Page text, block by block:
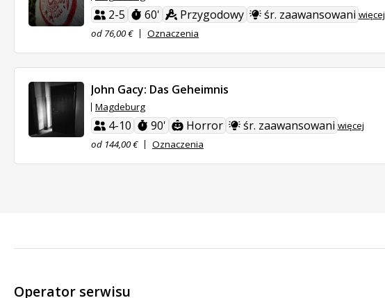
2-5 60' Przygodowy śr. zaawansowani więcej
od 76,00 €
Oznaczenia
John Gacy: Das Geheimnis
Magdeburg
4-10 90' Horror śr. zaawansowani więcej
od 144,00 €
Oznaczenia
Operator serwisu